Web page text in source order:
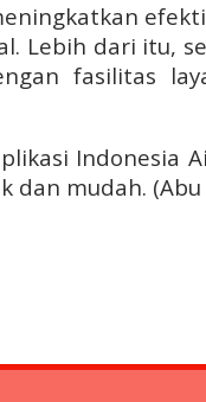
Lebih dari itu,
fasilitas
Indonesia
dan mudah. (Abu